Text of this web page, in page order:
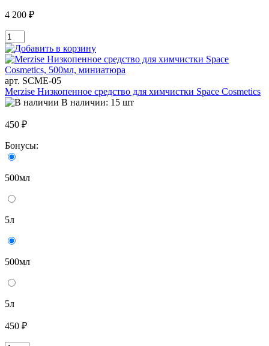
4 200 ₽
арт. SCME-05
Merzise Низкопенное средство для химчистки Space Cosmetics
В наличии: 15 шт
450 ₽
Бонусы:
500мл
5л
500мл
5л
450 ₽